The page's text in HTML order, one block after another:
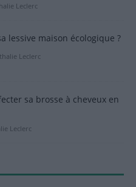
Leclerc
lessive maison écologique ?
Leclerc
sa brosse à cheveux en
Leclerc